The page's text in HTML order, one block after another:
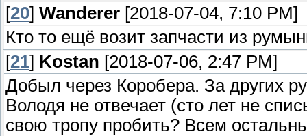
[20] Wanderer [2018-07-04, 7:10 PM]
Кто то ещё возит запчасти из
[21] Kostan [2018-07-06, 2:47 PM]
Добыл через Коробера. За других
Володя не отвечает (сто лет не
свою тропу пробить? Всем